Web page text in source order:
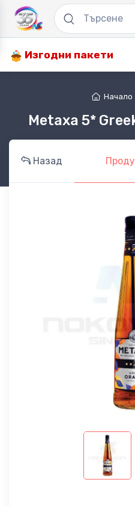
Изгодни пакети
Начало
Metaxa 5*
Назад